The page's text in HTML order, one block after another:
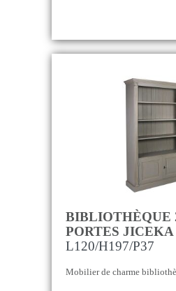
BIBLIOTHÈQUE
PORTES JICEKA
L120/H197/P37
Mobilier de charme